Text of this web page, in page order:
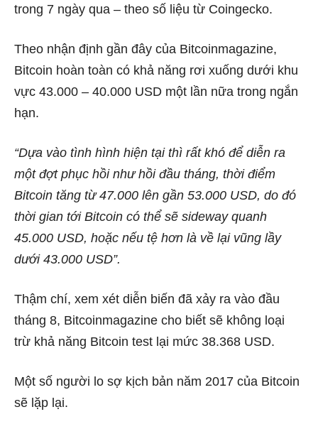
trong 7 ngày qua – theo số liệu từ Coingecko.
Theo nhận định gần đây của Bitcoinmagazine,
Bitcoin hoàn toàn có khả năng rơi xuống dưới khu
vực 43.000 – 40.000 USD một lần nữa trong ngắn
hạn.
“Dựa vào tình hình hiện tại thì rất khó để diễn ra
một đợt phục hồi như hồi đầu tháng, thời điểm
Bitcoin tăng từ 47.000 lên gần 53.000 USD, do đó
thời gian tới Bitcoin có thể sẽ sideway quanh
45.000 USD, hoặc nếu tệ hơn là về lại vũng lầy
dưới 43.000 USD”.
Thậm chí, xem xét diễn biến đã xảy ra vào đầu
tháng 8, Bitcoinmagazine cho biết sẽ không loại
trừ khả năng Bitcoin test lại mức 38.368 USD.
Một số người lo sợ kịch bản năm 2017 của Bitcoin
sẽ lặp lại.